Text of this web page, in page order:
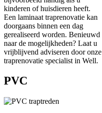
kinderen of huisdieren heeft.
Een laminaat traprenovatie kan
doorgaans binnen een dag
gerealiseerd worden. Benieuwd
naar de mogelijkheden? Laat u
vrijblijvend adviseren door onze
traprenovatie specialist in Well.
PVC